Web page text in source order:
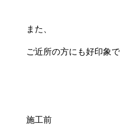
また、
ご近所の方にも好印象で
施工